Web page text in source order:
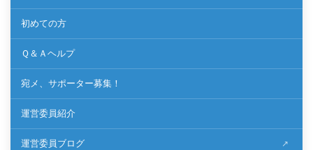
初めての方
Ｑ＆Ａヘルプ
宛メ、サポーター募集！
運営委員紹介
運営委員ブログ